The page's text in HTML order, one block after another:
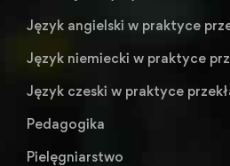
Język angielski w praktyce
Język niemiecki w praktyce
Język czeski w praktyce
Pedagogika
Pielęgniarstwo